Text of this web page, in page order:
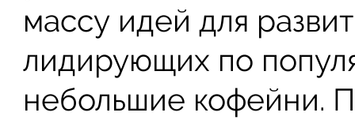
массу идей для
лидирующих по
небольшие кофейни.